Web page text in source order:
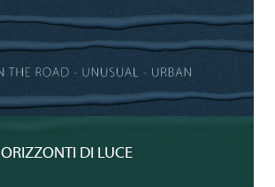
ORIZZONTI DI LUCE